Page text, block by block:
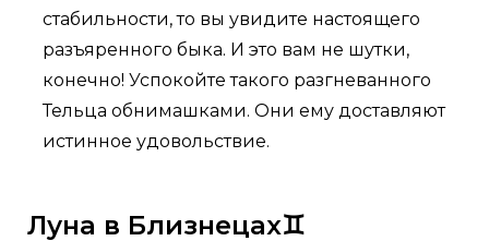
стабильности, то вы увидите настоящего
разъяренного быка. И это вам не шутки,
конечно! Успокойте такого разгневанного
Тельца обнимашками. Они ему доставляют
истинное удовольствие.
Луна в Близнецах♊